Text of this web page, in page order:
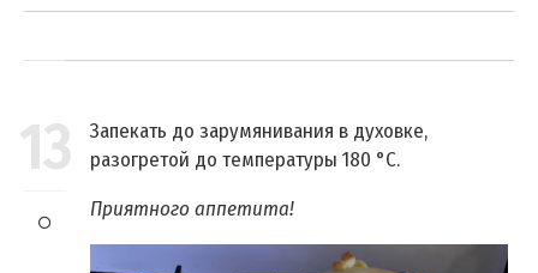
13
Запекать до зарумянивания в духовке,
разогретой до температуры 180 °C.
Приятного аппетита!